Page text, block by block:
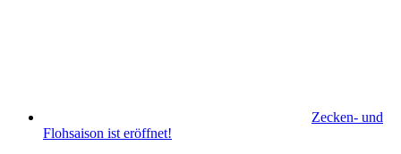
Zecken- und
Flohsaison ist eröffnet!